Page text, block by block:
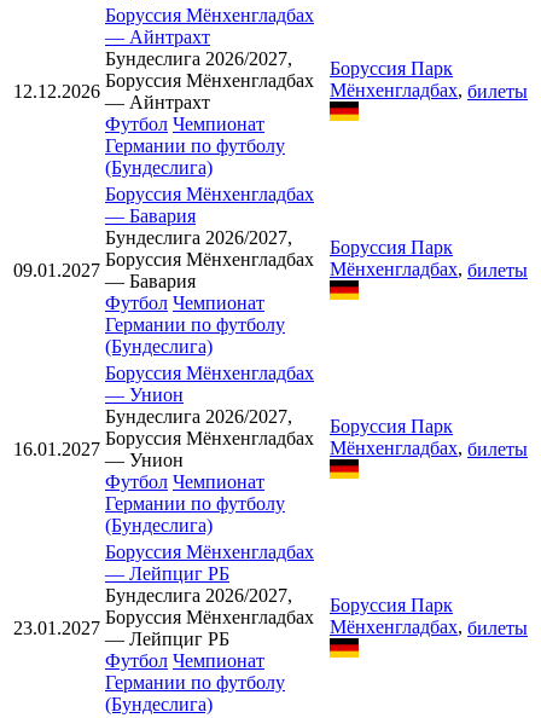
12.12.2026
Боруссия Мёнхенгладбах
— Айнтрахт
Бундеслига 2026/2027,
Боруссия Мёнхенгладбах
— Айнтрахт
Футбол Чемпионат
Германии по футболу
(Бундеслига)
Боруссия Парк
Мёнхенгладбах, билеты
09.01.2027
Боруссия Мёнхенгладбах
— Бавария
Бундеслига 2026/2027,
Боруссия Мёнхенгладбах
— Бавария
Футбол Чемпионат
Германии по футболу
(Бундеслига)
Боруссия Парк
Мёнхенгладбах, билеты
16.01.2027
Боруссия Мёнхенгладбах
— Унион
Бундеслига 2026/2027,
Боруссия Мёнхенгладбах
— Унион
Футбол Чемпионат
Германии по футболу
(Бундеслига)
Боруссия Парк
Мёнхенгладбах, билеты
23.01.2027
Боруссия Мёнхенгладбах
— Лейпциг РБ
Бундеслига 2026/2027,
Боруссия Мёнхенгладбах
— Лейпциг РБ
Футбол Чемпионат
Германии по футболу
(Бундеслига)
Боруссия Парк
Мёнхенгладбах, билеты